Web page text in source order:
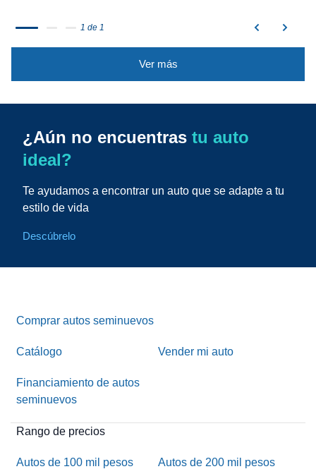
1 de 1
Ver más
¿Aún no encuentras tu auto
ideal?
Te ayudamos a encontrar un auto que se adapte a tu
estilo de vida
Descúbrelo
Comprar autos seminuevos
Catálogo Vender mi auto
Financiamiento de autos
seminuevos
Rango de precios
Autos de 100 mil pesos Autos de 200 mil pesos